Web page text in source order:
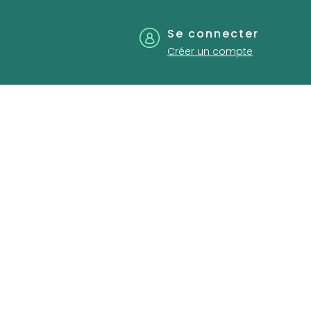
Se connecter
Créer un compte